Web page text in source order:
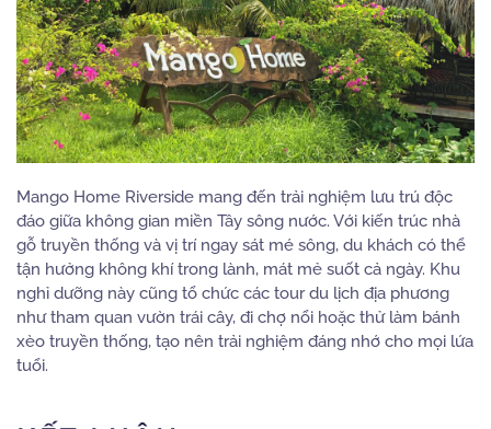
Mango Home Riverside mang đến trải nghiệm lưu trú độc
đáo giữa không gian miền Tây sông nước. Với kiến trúc nhà
gỗ truyền thống và vị trí ngay sát mé sông, du khách có thể
tận hưởng không khí trong lành, mát mẻ suốt cả ngày. Khu
nghỉ dưỡng này cũng tổ chức các tour du lịch địa phương
như tham quan vườn trái cây, đi chợ nổi hoặc thử làm bánh
xèo truyền thống, tạo nên trải nghiệm đáng nhớ cho mọi lứa
tuổi.